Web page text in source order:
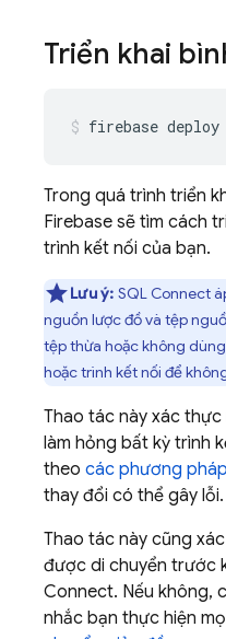
Triển khai
firebase deploy
Trong quá trình triển
Firebase sẽ tìm cách
trình kết nối của bạn.
Lưu ý: SQL Connect
nguồn lược đồ và tệp
tệp thừa hoặc không
hoặc trình kết nối để
Thao tác này xác
làm hỏng bất kỳ trình
theo các phương
thay đổi có thể gây lỗi.
Thao tác này cũng
được di chuyển trước
Connect. Nếu không,
nhắc bạn thực hiện